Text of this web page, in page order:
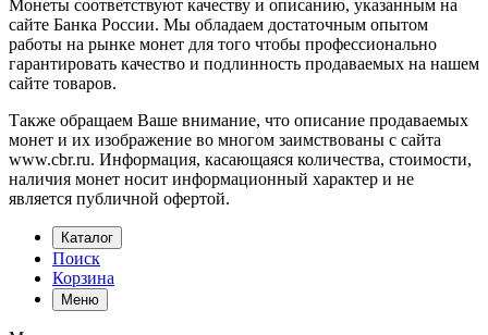
Монеты соответствуют качеству и описанию, указанным на
сайте Банка России. Мы обладаем достаточным опытом
работы на рынке монет для того чтобы профессионально
гарантировать качество и подлинность продаваемых на нашем
сайте товаров.
Также обращаем Ваше внимание, что описание продаваемых
монет и их изображение во многом заимствованы с сайта
www.cbr.ru. Информация, касающаяся количества, стоимости,
наличия монет носит информационный характер и не
является публичной офертой.
Каталог
Поиск
Корзина
Меню